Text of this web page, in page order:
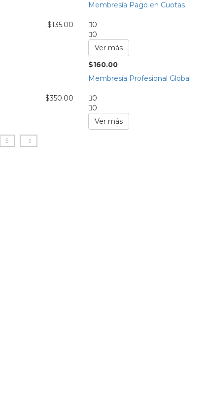
$135.00
Membresía Pago en Cuotas
0
0
Ver más
$350.00
$160.00
Membresía Profesional Global
0
0
Ver más
5